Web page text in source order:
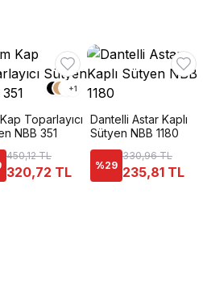
+1
Toparlayıcı
NBB 351
450,12 TL
320,72 TL
Dantelli Astar Kaplı
Sütyen NBB 1180
%29
330,96 TL
235,81 TL